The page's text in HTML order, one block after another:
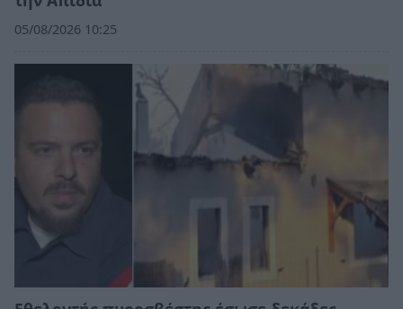
05/08/2026 10:25